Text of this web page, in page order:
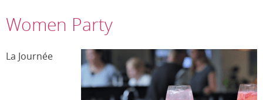
Women Party
La Journée